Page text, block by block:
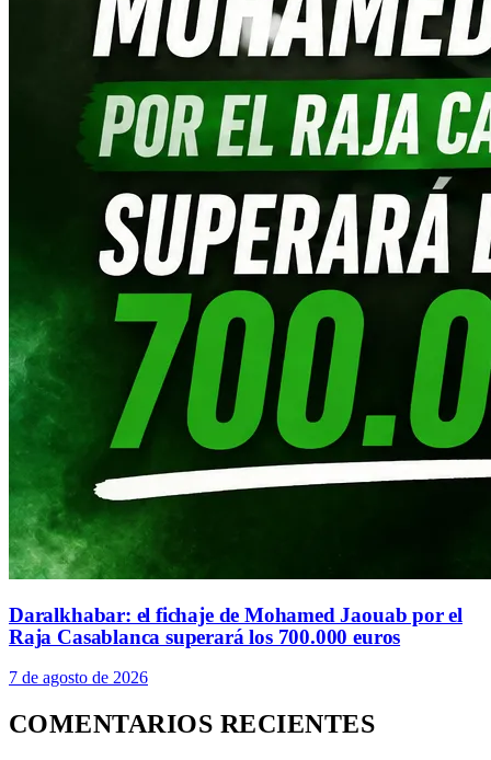
Daralkhabar: el fichaje de Mohamed Jaouab por el
Raja Casablanca superará los 700.000 euros
7 de agosto de 2026
COMENTARIOS RECIENTES